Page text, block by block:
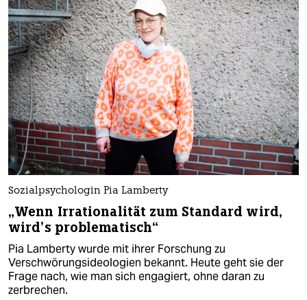
Sozialpsychologin Pia Lamberty
„Wenn Irrationalität zum Standard wird,
wird’s problematisch“
Pia Lamberty wurde mit ihrer Forschung zu
Verschwörungsideologien bekannt. Heute geht sie der
Frage nach, wie man sich engagiert, ohne daran zu
zerbrechen.